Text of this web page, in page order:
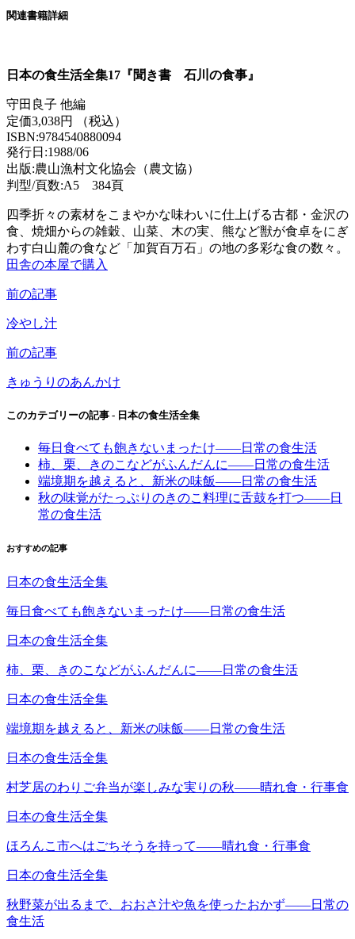
関連書籍詳細
日本の食生活全集17『聞き書 石川の食事』
守田良子 他編
定価3,038円 （税込）
ISBN:9784540880094
発行日:1988/06
出版:農山漁村文化協会（農文協）
判型/頁数:A5 384頁
四季折々の素材をこまやかな味わいに仕上げる古都・金沢の
食、焼畑からの雑穀、山菜、木の実、熊など獣が食卓をにぎ
わす白山麓の食など「加賀百万石」の地の多彩な食の数々。
田舎の本屋で購入
前の記事
冷やし汁
前の記事
きゅうりのあんかけ
このカテゴリーの記事 - 日本の食生活全集
毎日食べても飽きないまったけ――日常の食生活
柿、栗、きのこなどがふんだんに――日常の食生活
端境期を越えると、新米の味飯――日常の食生活
秋の味覚がたっぷりのきのこ料理に舌鼓を打つ――日
常の食生活
おすすめの記事
日本の食生活全集
毎日食べても飽きないまったけ――日常の食生活
日本の食生活全集
柿、栗、きのこなどがふんだんに――日常の食生活
日本の食生活全集
端境期を越えると、新米の味飯――日常の食生活
日本の食生活全集
村芝居のわりご弁当が楽しみな実りの秋――晴れ食・行事食
日本の食生活全集
ほろんこ市へはごちそうを持って――晴れ食・行事食
日本の食生活全集
秋野菜が出るまで、おおさ汁や魚を使ったおかず――日常の
食生活